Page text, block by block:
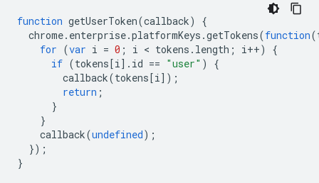
function getUserToken(callback)
{
chrome. enterprise.platformKeys .getTokens(function(
for (var i = 0 ; i < tokens . length ; i++)
{
if (tokens[i]. id == "user" )
{
callback(tokens[i]);
return ;
}
}
callback(undefined);
});
}